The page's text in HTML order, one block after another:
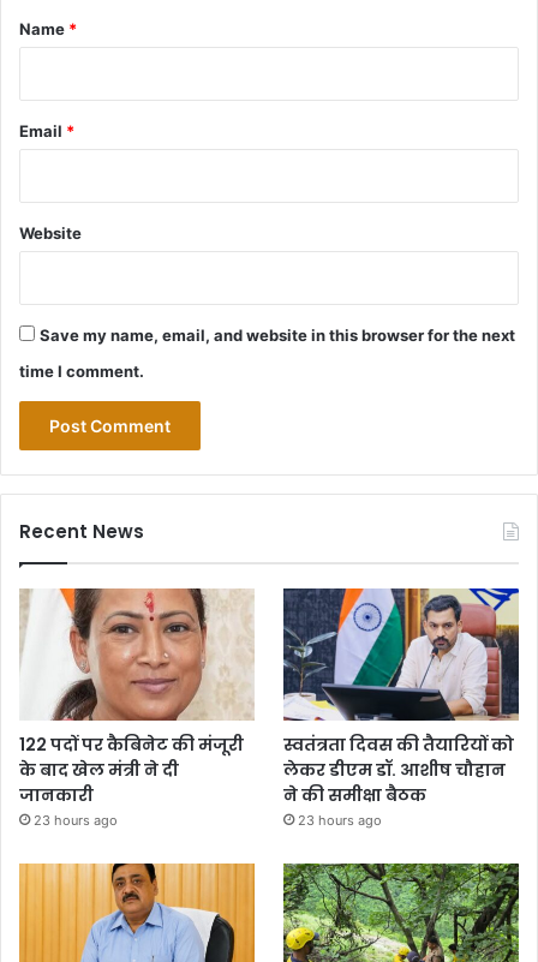
*
Name *
Email *
Website
Save my name, email, and website in this browser for the next
time I comment.
Recent News
122 पदों पर कैबिनेट की मंजूरी
के बाद खेल मंत्री ने दी
जानकारी
23 hours ago
स्वतंत्रता दिवस की तैयारियों को
लेकर डीएम डॉ. आशीष चौहान
ने की समीक्षा बैठक
23 hours ago